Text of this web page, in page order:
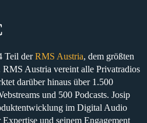
Teil derRMS Austria, dem größten
Austria vereint alle Privatradios
darüber hinaus über 1.500
und 500 Podcasts. Josip
im Digital Audio
und seinem Engagement